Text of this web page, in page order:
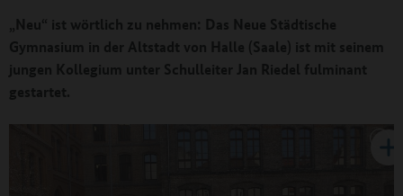
„Neu“ ist wörtlich zu nehmen: Das Neue Städtische
Gymnasium in der Altstadt von Halle (Saale) ist mit seinem
jungen Kollegium unter Schulleiter Jan Riedel fulminant
gestartet.